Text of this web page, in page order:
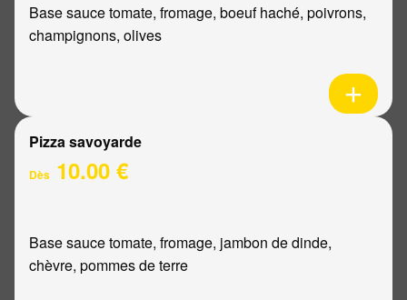
Base sauce tomate, fromage, boeuf haché, poivrons,
champignons, olives
Pizza savoyarde
Dès 10.00 €
Base sauce tomate, fromage, jambon de dinde,
chèvre, pommes de terre